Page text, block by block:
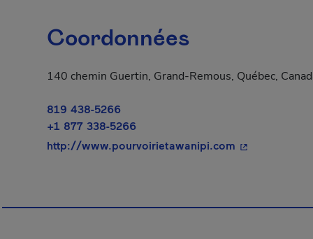
Coordonnées
140 chemin Guertin, Grand-Remous, Québec,
819 438-5266
+1 877 338-5266
http://www.pourvoirietawanipi.com - Cet